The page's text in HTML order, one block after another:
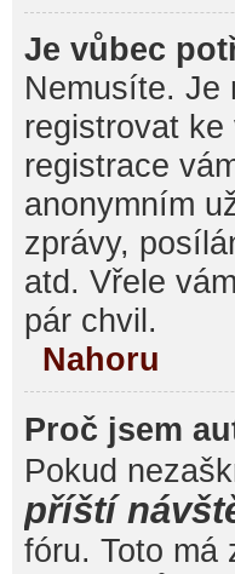
Je vůbec
Nemusíte. Je
registrovat
registrace
anonymním
zprávy,
atd. Vřele
pár chvil.
Nahoru
Proč jsem
Pokud
příští
fóru. Toto má